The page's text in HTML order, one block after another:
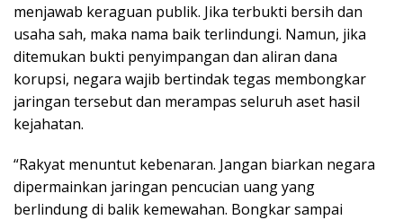
menjawab keraguan publik. Jika terbukti bersih dan
usaha sah, maka nama baik terlindungi. Namun, jika
ditemukan bukti penyimpangan dan aliran dana
korupsi, negara wajib bertindak tegas membongkar
jaringan tersebut dan merampas seluruh aset hasil
kejahatan.
“Rakyat menuntut kebenaran. Jangan biarkan negara
dipermainkan jaringan pencucian uang yang
berlindung di balik kemewahan. Bongkar sampai